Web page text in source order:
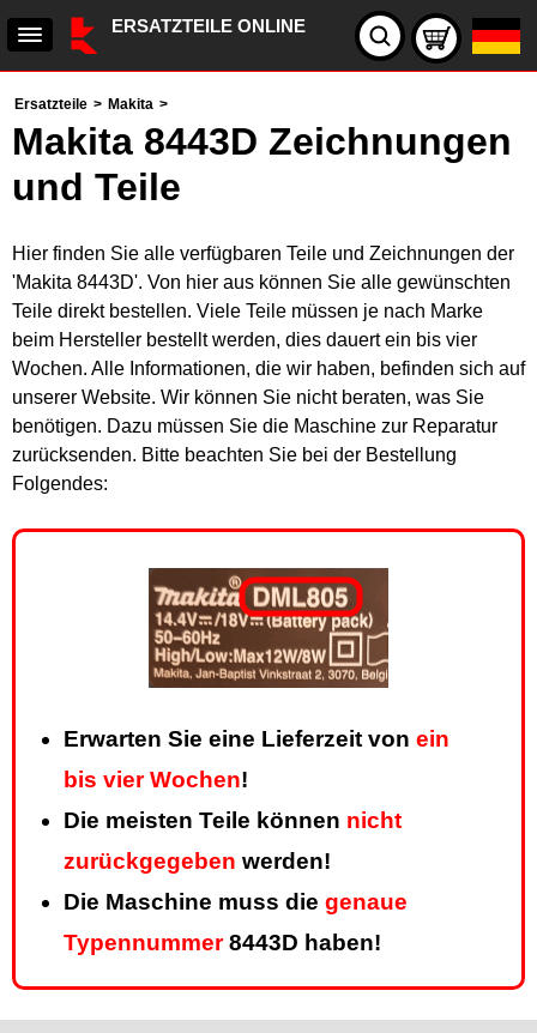
ERSATZTEILE ONLINE
Ersatzteile > Makita >
Makita 8443D Zeichnungen
und Teile
Hier finden Sie alle verfügbaren Teile und Zeichnungen der
'Makita 8443D'. Von hier aus können Sie alle gewünschten
Teile direkt bestellen. Viele Teile müssen je nach Marke
beim Hersteller bestellt werden, dies dauert ein bis vier
Wochen. Alle Informationen, die wir haben, befinden sich auf
unserer Website. Wir können Sie nicht beraten, was Sie
benötigen. Dazu müssen Sie die Maschine zur Reparatur
zurücksenden. Bitte beachten Sie bei der Bestellung
Folgendes:
Erwarten Sie eine Lieferzeit von ein
bis vier Wochen!
Die meisten Teile können nicht
zurückgegeben werden!
Die Maschine muss die genaue
Typennummer8443D haben!